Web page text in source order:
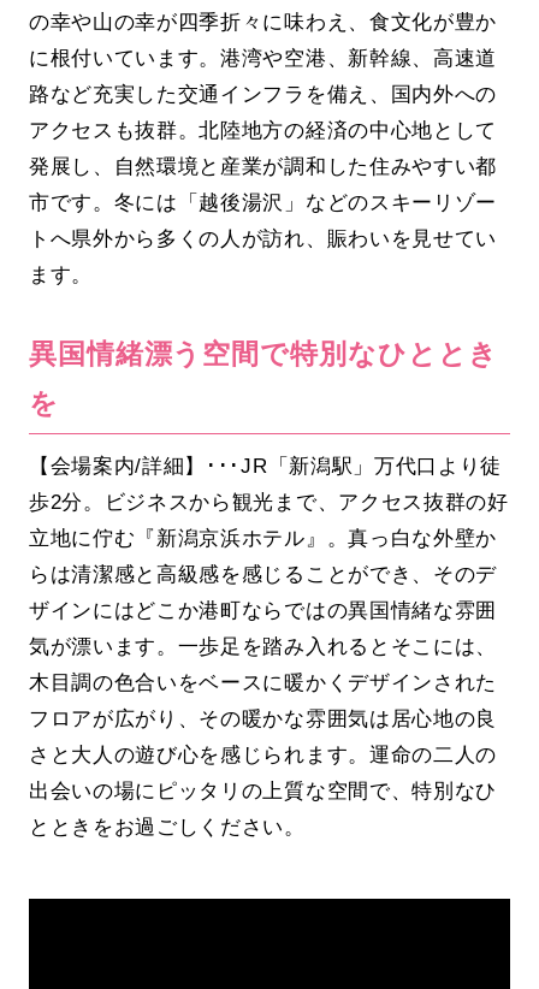
の幸や山の幸が四季折々に味わえ、食文化が豊か
に根付いています。港湾や空港、新幹線、高速道
路など充実した交通インフラを備え、国内外への
アクセスも抜群。北陸地方の経済の中心地として
発展し、自然環境と産業が調和した住みやすい都
市です。冬には「越後湯沢」などのスキーリゾー
トへ県外から多くの人が訪れ、賑わいを見せてい
ます。
異国情緒漂う空間で特別なひととき
を
【会場案内/詳細】･･･JR「新潟駅」万代口より徒
歩2分。ビジネスから観光まで、アクセス抜群の好
立地に佇む『新潟京浜ホテル』。真っ白な外壁か
らは清潔感と高級感を感じることができ、そのデ
ザインにはどこか港町ならではの異国情緒な雰囲
気が漂います。一歩足を踏み入れるとそこには、
木目調の色合いをベースに暖かくデザインされた
フロアが広がり、その暖かな雰囲気は居心地の良
さと大人の遊び心を感じられます。運命の二人の
出会いの場にピッタリの上質な空間で、特別なひ
とときをお過ごしください。